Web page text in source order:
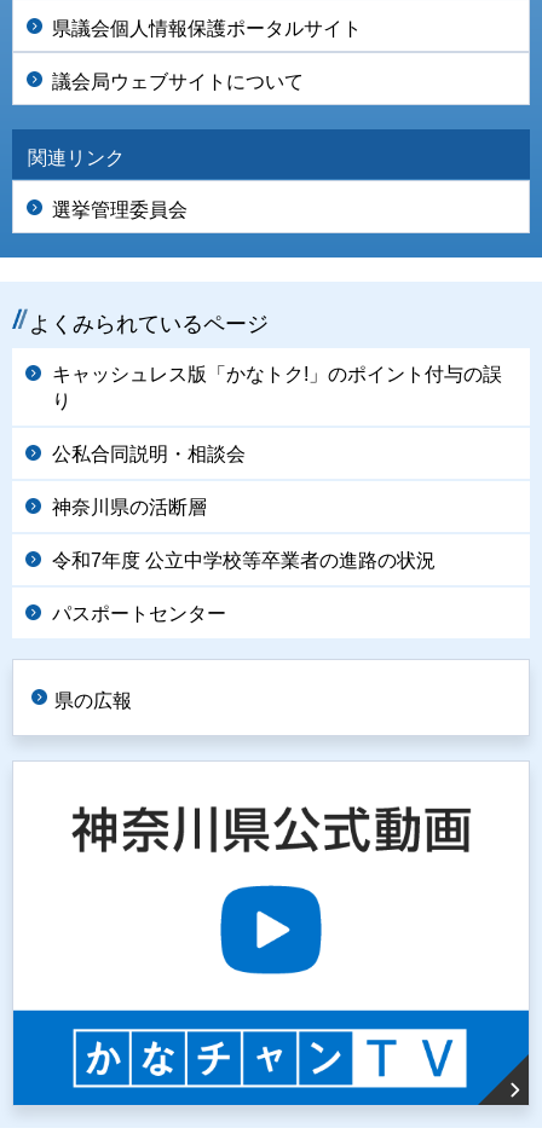
県議会個人情報保護ポータルサイト
議会局ウェブサイトについて
関連リンク
選挙管理委員会
よくみられているページ
キャッシュレス版「かなトク!」のポイント付与の誤
り
公私合同説明・相談会
神奈川県の活断層
令和7年度 公立中学校等卒業者の進路の状況
パスポートセンター
県の広報